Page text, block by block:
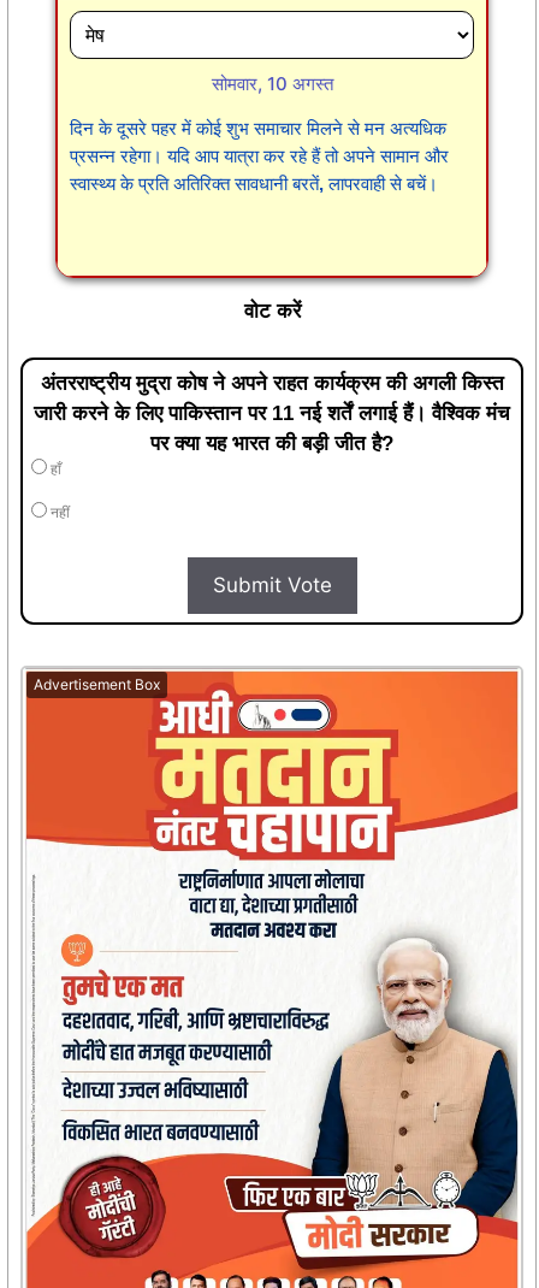
सोमवार, 10 अगस्त
दिन के दूसरे पहर में कोई शुभ समाचार मिलने से मन अत्यधिक
प्रसन्न रहेगा। यदि आप यात्रा कर रहे हैं तो अपने सामान और
स्वास्थ्य के प्रति अतिरिक्त सावधानी बरतें, लापरवाही से बचें।
वोट करें
अंतरराष्ट्रीय मुद्रा कोष ने अपने राहत कार्यक्रम की अगली किस्त
जारी करने के लिए पाकिस्तान पर 11 नई शर्तें लगाई हैं। वैश्विक मंच
पर क्या यह भारत की बड़ी जीत है?
हाँ
नहीं
Submit Vote
Advertisement Box